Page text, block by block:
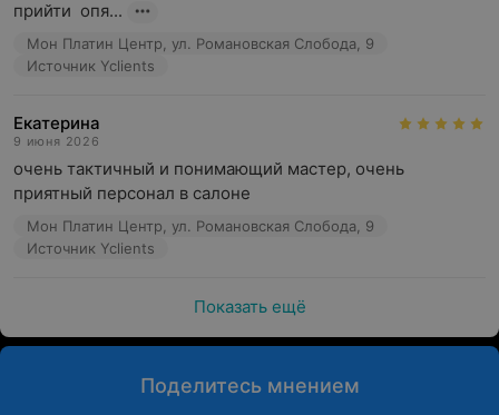
прийти  опя...
Мон Платин Центр, ул. Романовская Слобода, 9
Источник Yclients
Екатерина
9 июня 2026
очень тактичный и понимающий мастер, очень
приятный персонал в салоне
Мон Платин Центр, ул. Романовская Слобода, 9
Источник Yclients
Показать ещё
Поделитесь мнением